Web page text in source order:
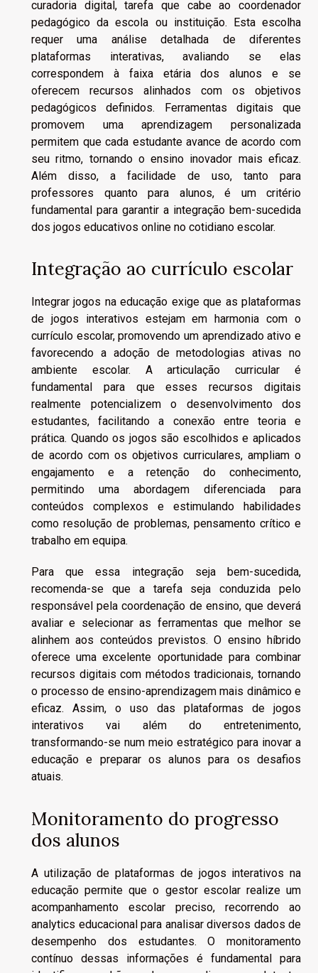
curadoria digital, tarefa que cabe ao coordenador
pedagógico da escola ou instituição. Esta escolha
requer uma análise detalhada de diferentes
plataformas interativas, avaliando se elas
correspondem à faixa etária dos alunos e se
oferecem recursos alinhados com os objetivos
pedagógicos definidos. Ferramentas digitais que
promovem uma aprendizagem personalizada
permitem que cada estudante avance de acordo com
seu ritmo, tornando o ensino inovador mais eficaz.
Além disso, a facilidade de uso, tanto para
professores quanto para alunos, é um critério
fundamental para garantir a integração bem-sucedida
dos jogos educativos online no cotidiano escolar.
Integração ao currículo escolar
Integrar jogos na educação exige que as plataformas
de jogos interativos estejam em harmonia com o
currículo escolar, promovendo um aprendizado ativo e
favorecendo a adoção de metodologias ativas no
ambiente escolar. A articulação curricular é
fundamental para que esses recursos digitais
realmente potencializem o desenvolvimento dos
estudantes, facilitando a conexão entre teoria e
prática. Quando os jogos são escolhidos e aplicados
de acordo com os objetivos curriculares, ampliam o
engajamento e a retenção do conhecimento,
permitindo uma abordagem diferenciada para
conteúdos complexos e estimulando habilidades
como resolução de problemas, pensamento crítico e
trabalho em equipa.
Para que essa integração seja bem-sucedida,
recomenda-se que a tarefa seja conduzida pelo
responsável pela coordenação de ensino, que deverá
avaliar e selecionar as ferramentas que melhor se
alinhem aos conteúdos previstos. O ensino híbrido
oferece uma excelente oportunidade para combinar
recursos digitais com métodos tradicionais, tornando
o processo de ensino-aprendizagem mais dinâmico e
eficaz. Assim, o uso das plataformas de jogos
interativos vai além do entretenimento,
transformando-se num meio estratégico para inovar a
educação e preparar os alunos para os desafios
atuais.
Monitoramento do progresso
dos alunos
A utilização de plataformas de jogos interativos na
educação permite que o gestor escolar realize um
acompanhamento escolar preciso, recorrendo ao
analytics educacional para analisar diversos dados de
desempenho dos estudantes. O monitoramento
contínuo dessas informações é fundamental para